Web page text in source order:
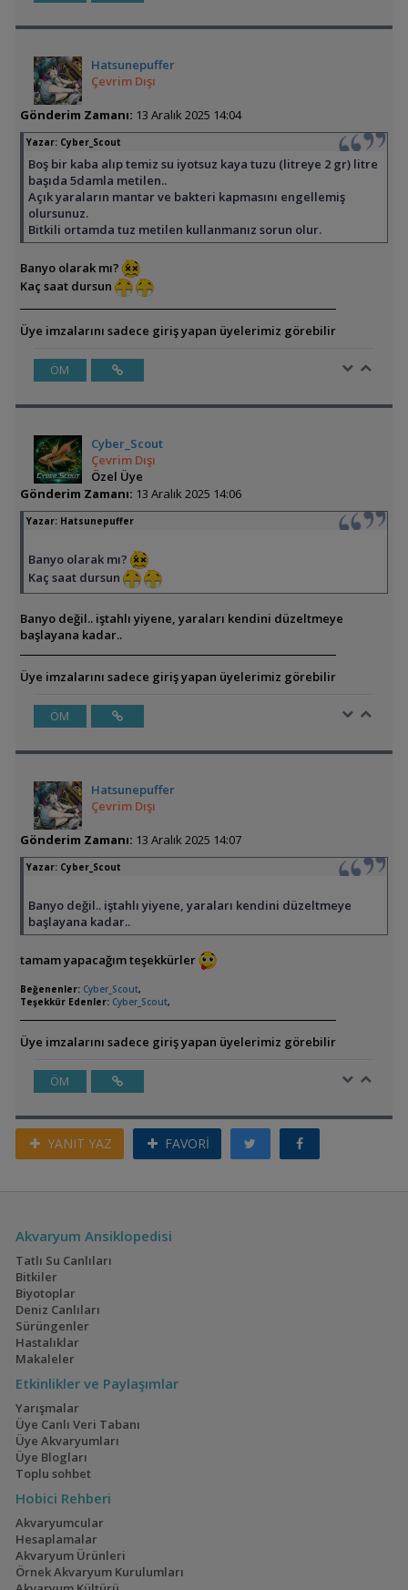
Hatsunepuffer
Çevrim Dışı
Gönderim Zamanı: 13 Aralık 2025 14:04
Yazar: Cyber_Scout
Boş bir kaba alıp temiz su iyotsuz kaya tuzu (litreye 2 gr) litre
başıda 5damla metilen..
Açık yaraların mantar ve bakteri kapmasını engellemiş
olursunuz.
Bitkili ortamda tuz metilen kullanmanız sorun olur.
Banyo olarak mı?
Kaç saat dursun
Üye imzalarını sadece giriş yapan üyelerimiz görebilir
ÖM
Cyber_Scout
Çevrim Dışı
Özel Üye
Gönderim Zamanı: 13 Aralık 2025 14:06
Yazar: Hatsunepuffer
Banyo olarak mı?
Kaç saat dursun
Banyo değil.. iştahlı yiyene, yaraları kendini düzeltmeye
başlayana kadar..
Üye imzalarını sadece giriş yapan üyelerimiz görebilir
ÖM
Hatsunepuffer
Çevrim Dışı
Gönderim Zamanı: 13 Aralık 2025 14:07
Yazar: Cyber_Scout
Banyo değil.. iştahlı yiyene, yaraları kendini düzeltmeye
başlayana kadar..
tamam yapacağım teşekkürler
Beğenenler: Cyber_Scout,
Teşekkür Edenler: Cyber_Scout,
Üye imzalarını sadece giriş yapan üyelerimiz görebilir
ÖM
YANIT YAZ FAVORİ
Akvaryum Ansiklopedisi
Tatlı Su Canlıları
Bitkiler
Biyotoplar
Deniz Canlıları
Sürüngenler
Hastalıklar
Makaleler
Etkinlikler ve Paylaşımlar
Yarışmalar
Üye Canlı Veri Tabanı
Üye Akvaryumları
Üye Blogları
Toplu sohbet
Hobici Rehberi
Akvaryumcular
Hesaplamalar
Akvaryum Ürünleri
Örnek Akvaryum Kurulumları